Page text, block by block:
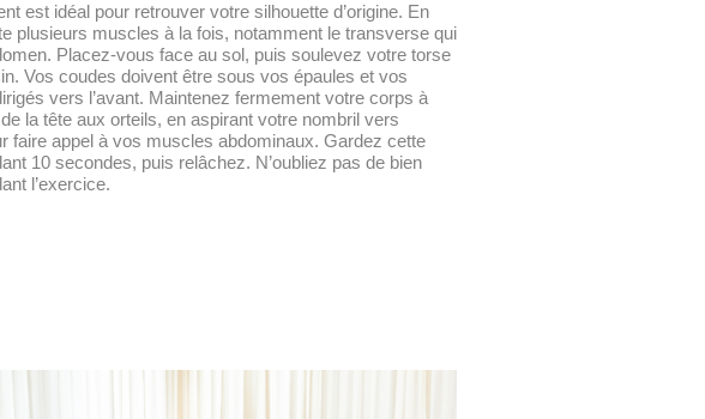
est idéal pour retrouver votre silhouette d’origine. En
plusieurs muscles à la fois, notamment le transverse qui
Placez-vous face au sol, puis soulevez votre torse
Vos coudes doivent être sous vos épaules et vos
vers l’avant. Maintenez fermement votre corps à
de la tête aux orteils, en aspirant votre nombril vers
faire appel à vos muscles abdominaux. Gardez cette
10 secondes, puis relâchez. N’oubliez pas de bien
l’exercice.